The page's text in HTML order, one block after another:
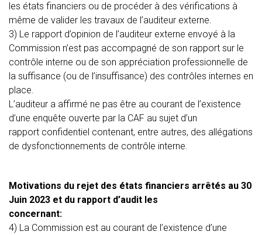
les états financiers ou de procéder à des vérifications à
même de valider les travaux de l’auditeur externe.
3) Le rapport d’opinion de l’auditeur externe envoyé à la
Commission n’est pas accompagné de son rapport sur le
contrôle interne ou de son appréciation professionnelle de
la suffisance (ou de l’insuffisance) des contrôles internes en
place.
L’auditeur a affirmé ne pas être au courant de l’existence
d’une enquête ouverte par la CAF au sujet d’un
rapport confidentiel contenant, entre autres, des allégations
de dysfonctionnements de contrôle interne.
Motivations du rejet des états financiers arrêtés au 30
Juin 2023 et du rapport d’audit les
concernant:
4) La Commission est au courant de l’existence d’une